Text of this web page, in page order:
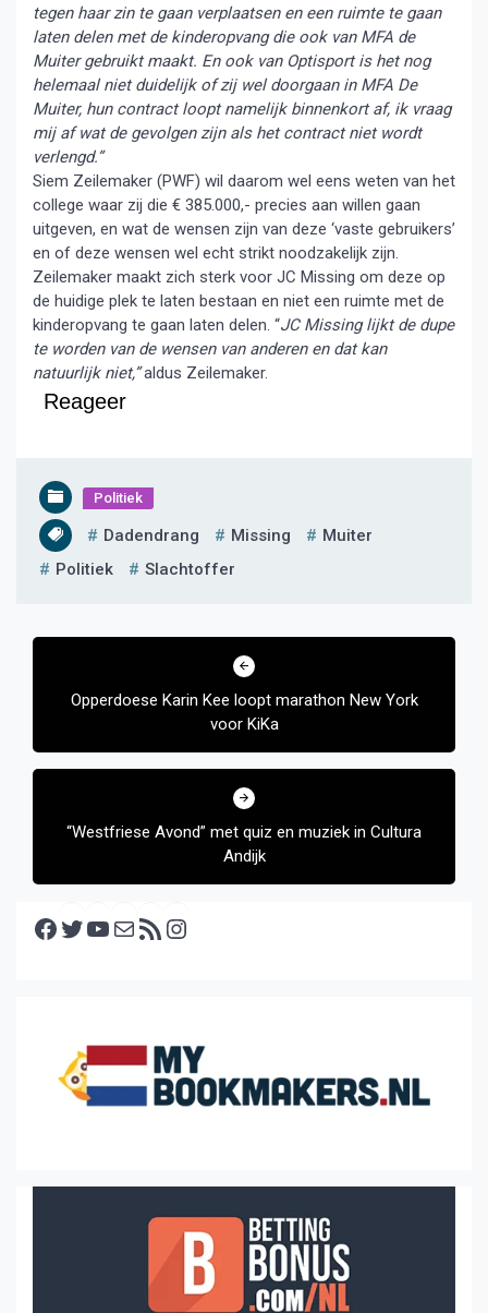
tegen haar zin te gaan verplaatsen en een ruimte te gaan
laten delen met de kinderopvang die ook van MFA de
Muiter gebruikt maakt. En ook van Optisport is het nog
helemaal niet duidelijk of zij wel doorgaan in MFA De
Muiter, hun contract loopt namelijk binnenkort af, ik vraag
mij af wat de gevolgen zijn als het contract niet wordt
verlengd.”
Siem Zeilemaker (PWF) wil daarom wel eens weten van het
college waar zij die € 385.000,- precies aan willen gaan
uitgeven, en wat de wensen zijn van deze ‘vaste gebruikers’
en of deze wensen wel echt strikt noodzakelijk zijn.
Zeilemaker maakt zich sterk voor JC Missing om deze op
de huidige plek te laten bestaan en niet een ruimte met de
kinderopvang te gaan laten delen. “JC Missing lijkt de dupe
te worden van de wensen van anderen en dat kan
natuurlijk niet,”aldus Zeilemaker.
Reageer
Politiek
Dadendrang Missing
Muiter
Politiek
Slachtoffer
Bericht
Opperdoese Karin Kee loopt marathon New York
voor KiKa
“Westfriese Avond” met quiz en muziek in Cultura
Andijk
Facebook Twitter YouTube E-mail RSS feed